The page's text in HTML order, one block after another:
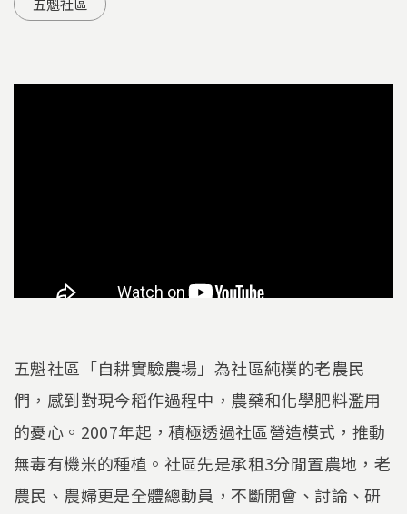
五魁社區
五魁社區「自耕實驗農場」為社區純樸的老農民
們，感到對現今稻作過程中，農藥和化學肥料濫用
的憂心。2007年起，積極透過社區營造模式，推動
無毒有機米的種植。社區先是承租3分閒置農地，老
農民、農婦更是全體總動員，不斷開會、討論、研